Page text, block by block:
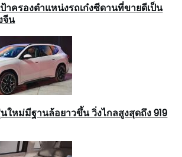
ป้าครองตำแหน่งรถเก๋งซีดานที่ขายดีเป็น
จีน
นใหม่มีฐานล้อยาวขึ้น วิ่งไกลสูงสุดถึง 919